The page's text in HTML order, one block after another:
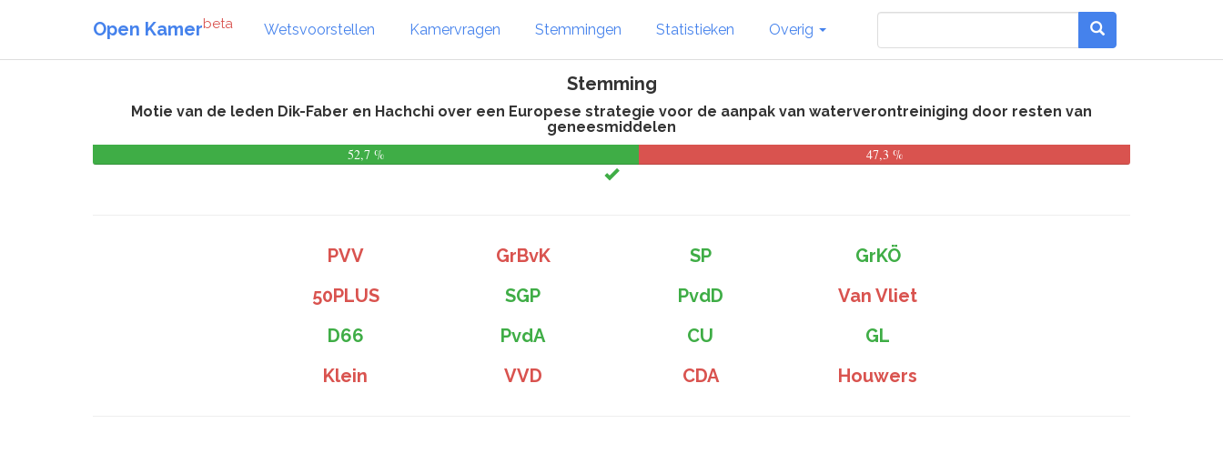
Open Kamerbeta Wetsvoorstellen Kamervragen Stemmingen Statistieken Overig
Stemming
Motie van de leden Dik-Faber en Hachchi over een Europese strategie voor de aanpak van waterverontreiniging door resten van
geneesmiddelen
52,7 %
47,3 %
PVV GrBvK SP
GrKÖ
50PLUS
SGP PvdD
Van Vliet
D66
PvdA CU
GL
Klein
VVD CDA Houwers